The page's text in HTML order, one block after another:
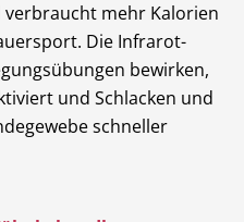
mehr Kalorien
Die Infrarot-
bewirken,
und Schlacken und
schneller